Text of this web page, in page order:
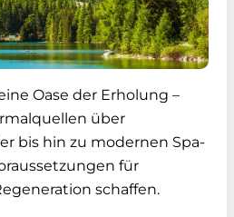
Oase der Erholung –
über
bis hin zu modernen Spa-
für
schaffen.